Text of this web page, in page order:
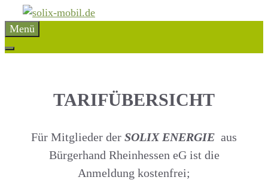
Zum
Inhalt
springen
Menü
TARIFÜBERSICHT
Für Mitglieder der SOLIX ENERGIE aus
Bürgerhand Rheinhessen eG ist die
Anmeldung kostenfrei;